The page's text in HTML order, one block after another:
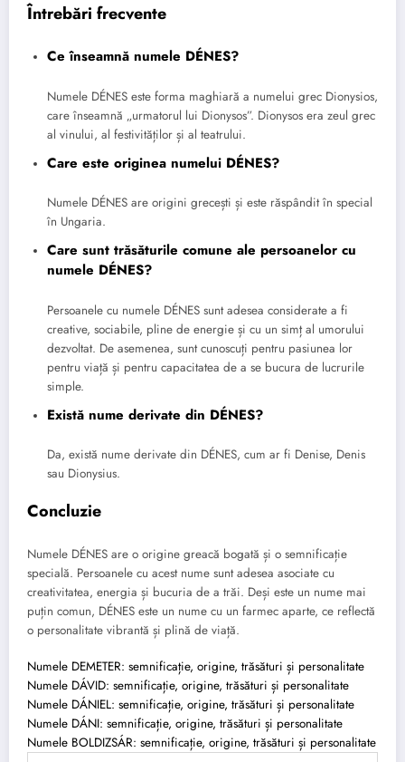
Întrebări frecvente
Ce înseamnă numele DÉNES?
Numele DÉNES este forma maghiară a numelui grec Dionysios,
care înseamnă „urmatorul lui Dionysos”. Dionysos era zeul grec
al vinului, al festivităților și al teatrului.
Care este originea numelui DÉNES?
Numele DÉNES are origini grecești și este răspândit în special
în Ungaria.
Care sunt trăsăturile comune ale persoanelor cu
numele DÉNES?
Persoanele cu numele DÉNES sunt adesea considerate a fi
creative, sociabile, pline de energie și cu un simț al umorului
dezvoltat. De asemenea, sunt cunoscuți pentru pasiunea lor
pentru viață și pentru capacitatea de a se bucura de lucrurile
simple.
Există nume derivate din DÉNES?
Da, există nume derivate din DÉNES, cum ar fi Denise, Denis
sau Dionysius.
Concluzie
Numele DÉNES are o origine greacă bogată și o semnificație
specială. Persoanele cu acest nume sunt adesea asociate cu
creativitatea, energia și bucuria de a trăi. Deși este un nume mai
puțin comun, DÉNES este un nume cu un farmec aparte, ce reflectă
o personalitate vibrantă și plină de viață.
Numele DEMETER: semnificație, origine, trăsături și personalitate
Numele DÁVID: semnificație, origine, trăsături și personalitate
Numele DÁNIEL: semnificație, origine, trăsături și personalitate
Numele DÁNI: semnificație, origine, trăsături și personalitate
Numele BOLDIZSÁR: semnificație, origine, trăsături și personalitate